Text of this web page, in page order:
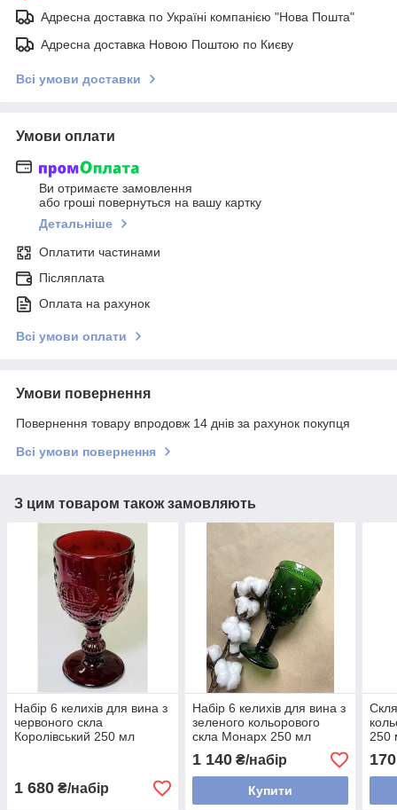
Адресна доставка по Україні компанією "Нова Пошта"
Адресна доставка Новою Поштою по Києву
Всі умови доставки
Умови оплати
Ви отримаєте замовлення
або гроші повернуться на вашу картку
Детальніше
Оплатити частинами
Післяплата
Оплата на рахунок
Всі умови оплати
Умови повернення
Повернення товару впродовж 14 днів за рахунок покупця
Всі умови повернення
З цим товаром також замовляють
Набір 6 келихів для вина з
червоного скла
Королівський 250 мл
1 680 ₴/набір
Набір 6 келихів для вина з
зеленого кольорового
скла Монарх 250 мл
1 140₴/набір
Купити
250
170